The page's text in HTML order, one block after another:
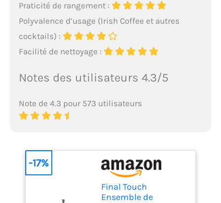
Praticité de rangement :
Polyvalence d’usage (Irish Coffee et autres
cocktails) :
Facilité de nettoyage :
Notes des utilisateurs 4.3/5
Note de 4.3 pour 573 utilisateurs
Final Touch
Ensemble de
-17%